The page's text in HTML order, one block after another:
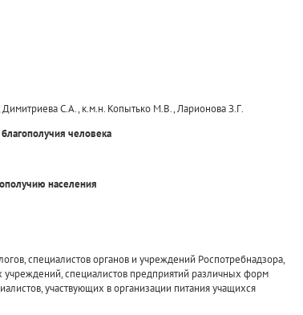
С.А., к.м.н. Копытько М.В., Ларионова З.Г.
человека
населения
специалистов органов и учреждений Роспотребнадзора,
специалистов предприятий различных форм
участвующих в организации питания учащихся